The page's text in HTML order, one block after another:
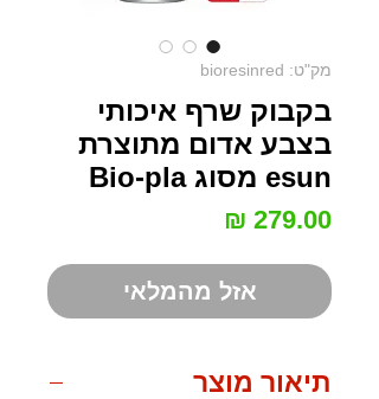
מק"ט: bioresinred
בקבוק שרף איכותי
בצבע אדום מתוצרת
esun מסוג Bio-pla
אזל מהמלאי
תיאור מוצר